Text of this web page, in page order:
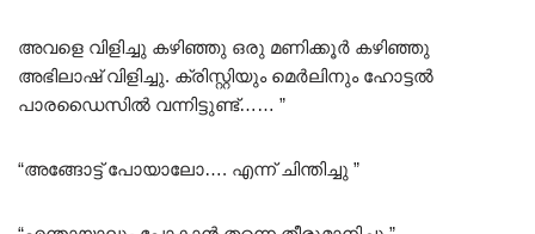
അവളെ വിളിച്ചു കഴിഞ്ഞു ഒരു മണിക്കൂർ കഴിഞ്ഞു
അഭിലാഷ് വിളിച്ചു. ക്രിസ്റ്റിയും മെർലിനും ഹോട്ടൽ
പാരഡൈസിൽ വന്നിട്ടുണ്ട്…… ”
“അങ്ങോട്ട്‌ പോയാലോ…. എന്ന് ചിന്തിച്ചു ”